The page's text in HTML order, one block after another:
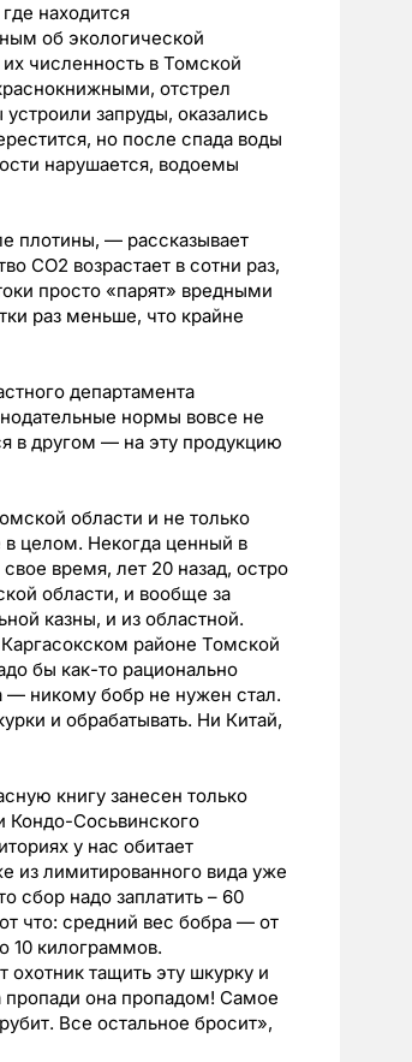
находится
об экологической
численность в Томской
отстрел
запруды, оказались
но после спада воды
нарушается, водоемы
плотины, — рассказывает
СО2 возрастает в сотни раз,
просто «парят» вредными
раз меньше, что крайне
департамента
нормы вовсе не
в другом — на эту продукцию
области и не только
в целом. Некогда ценный в
время, лет 20 назад, остро
области, и вообще за
казны, и из областной.
районе Томской
бы как-то рационально
— никому бобр не нужен стал.
и обрабатывать. Ни Китай,
книгу занесен только
Кондо-Сосьвинского
у нас обитает
из лимитированного вида уже
сбор надо заплатить – 60
что: средний вес бобра — от
10 килограммов.
тащить эту шкурку и
пропади она пропадом! Самое
Все остальное бросит»,